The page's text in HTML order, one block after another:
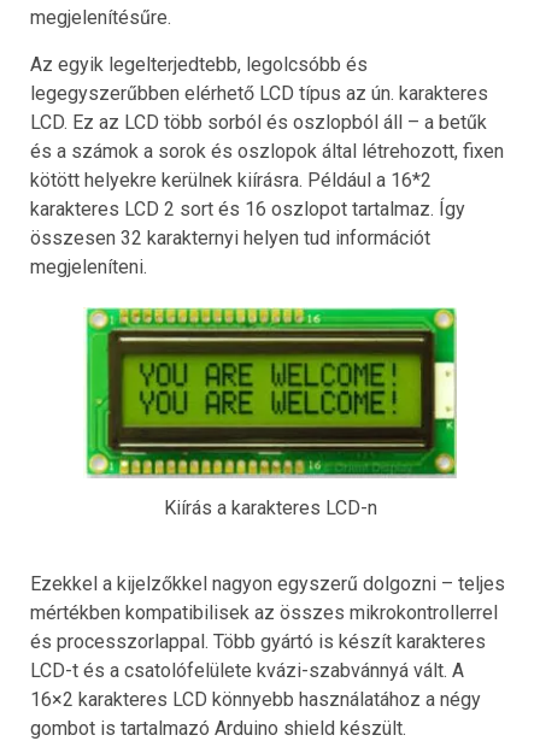
megjelenítésűre.
Az egyik legelterjedtebb, legolcsóbb és
legegyszerűbben elérhető LCD típus az ún. karakteres
LCD. Ez az LCD több sorból és oszlopból áll – a betűk
és a számok a sorok és oszlopok által létrehozott, fixen
kötött helyekre kerülnek kiírásra. Például a 16*2
karakteres LCD 2 sort és 16 oszlopot tartalmaz. Így
összesen 32 karakternyi helyen tud információt
megjeleníteni.
Kiírás a karakteres LCD-n
Ezekkel a kijelzőkkel nagyon egyszerű dolgozni – teljes
mértékben kompatibilisek az összes mikrokontrollerrel
és processzorlappal. Több gyártó is készít karakteres
LCD-t és a csatolófelülete kvázi-szabvánnyá vált. A
16×2 karakteres LCD könnyebb használatához a négy
gombot is tartalmazó Arduino shield készült.